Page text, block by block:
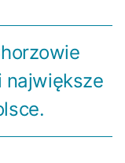
największe